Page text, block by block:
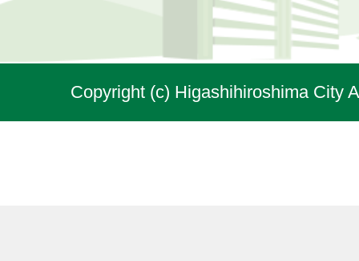
Copyright (c) Higashihiroshima City